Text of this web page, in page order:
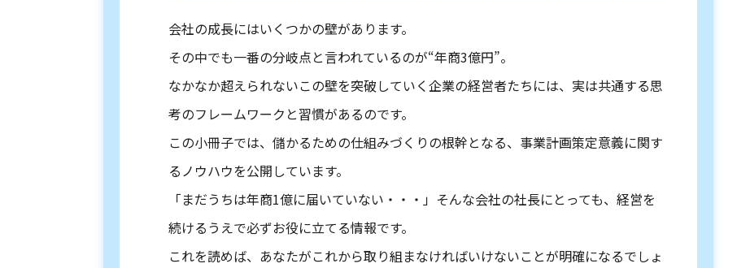
会社の成長にはいくつかの壁があります。
その中でも一番の分岐点と言われているのが“年商3億円”。
なかなか超えられないこの壁を突破していく企業の経営者たちには、実は共通する思
考のフレームワークと習慣があるのです。
この小冊子では、儲かるための仕組みづくりの根幹となる、事業計画策定意義に関す
るノウハウを公開しています。
「まだうちは年商1億に届いていない・・・」そんな会社の社長にとっても、経営を
続けるうえで必ずお役に立てる情報です。
これを読めば、あなたがこれから取り組まなければいけないことが明確になるでしょ